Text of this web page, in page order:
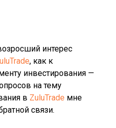
интерес
, как к
инвестирования —
на тему
в ZuluTrade мне
связи.